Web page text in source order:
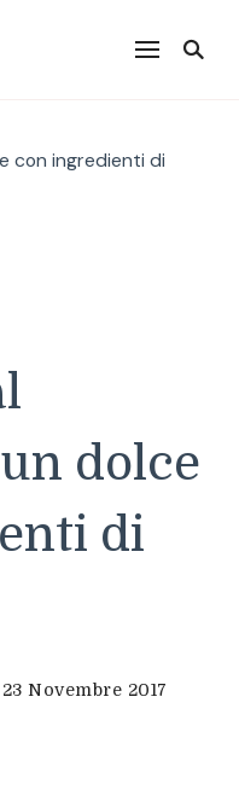
con ingredienti di
dolce
di
23 Novembre 2017